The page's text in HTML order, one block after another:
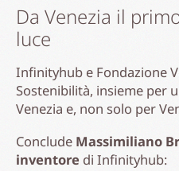
Da Venezia il
luce
Infinityhub e Fondazione
Sostenibilità, insieme per
Venezia e, non solo per
Conclude Massimiliano
inventore di Infinityhub: